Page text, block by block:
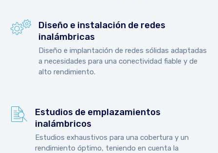
Diseño e instalación de redes
inalámbricas
Diseño e implantación de redes sólidas adaptadas
a necesidades para una conectividad fiable y de
alto rendimiento.
Estudios de emplazamientos
inalámbricos
Estudios exhaustivos para una cobertura y un
rendimiento óptimo, teniendo en cuenta la